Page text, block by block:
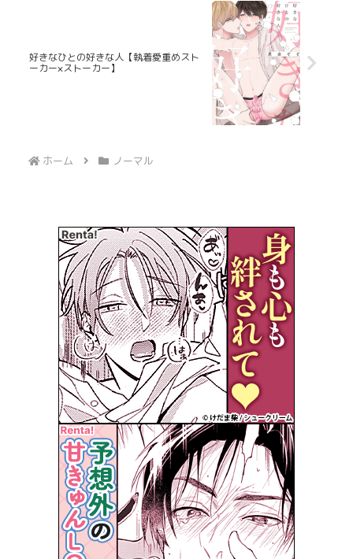
好きなひとの好きな人【執着愛重めスト
ーカー×ストーカー】
ホーム ノーマル